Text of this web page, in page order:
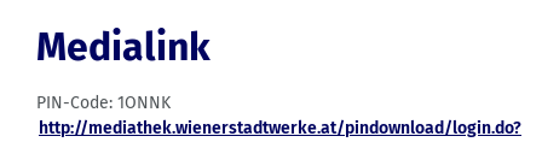
Medialink
PIN-Code: 1ONNK
http://mediathek.wienerstadtwerke.at/pindownload/login.do?